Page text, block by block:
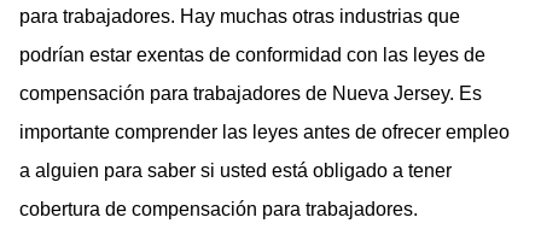
para trabajadores. Hay muchas otras industrias que
podrían estar exentas de conformidad con las leyes de
compensación para trabajadores de Nueva Jersey. Es
importante comprender las leyes antes de ofrecer empleo
a alguien para saber si usted está obligado a tener
cobertura de compensación para trabajadores.